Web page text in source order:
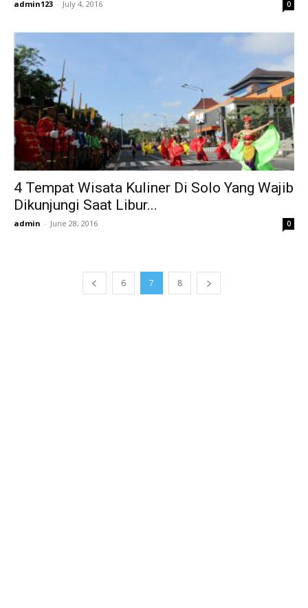
admin123 - July 4, 2016 0
4 Tempat Wisata Kuliner Di Solo Yang Wajib
Dikunjungi Saat Libur...
admin - June 28, 2016 0
6 7 8